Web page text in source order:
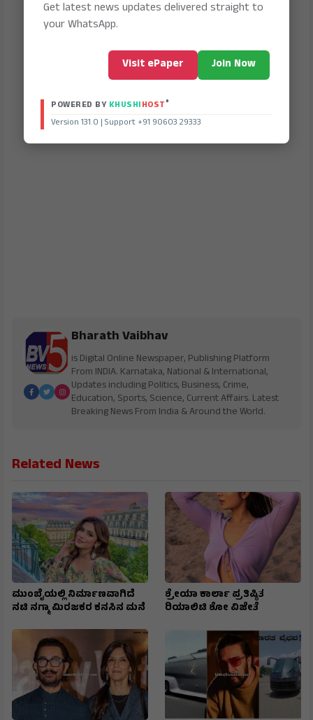
Bharath Vaibhav
is Digital Online Newspaper, Publishing Platform
From INDIA. Karnataka, National & International,
Updates including Politics, Business, Crime,
Education, Sports, Science, Current Affairs. Latest
Breaking News From India & Around the World.
Related News
ಮುಂಬೈಯಲ್ಲಿ ನಿರ್ಮಾಣವಾಗಿದೆ
ನಟಿ ನಗ್ಮಾ ಮಿರಜಕರ ಕನಸಿನ ಮನೆ
ಶ್ರೇಯಾ ಕಾರ್ಲಾ ಪ್ರತಿಷ್ಠಿತ
ರಿಯಾಲಿಟಿ ಶೋ ವಿಜೇತೆ
Get latest news updates delivered straight to
your WhatsApp.
Visit ePaper Join Now
POWERED BY KHUSHIHOST®
Version 131.0 | Support +91 90603 29333